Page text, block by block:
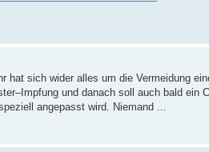
hat sich wider alles um die Vermeidung
und danach soll auch bald ein
angepasst wird. Niemand ...